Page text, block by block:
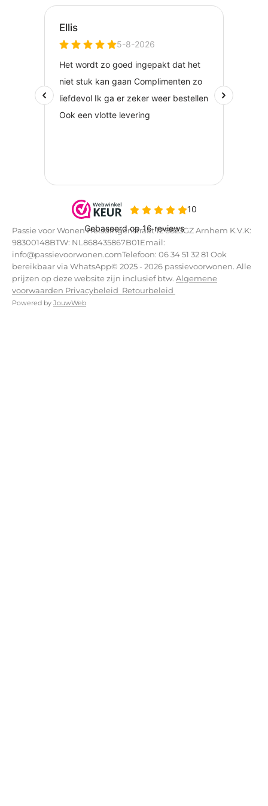
Passie voor Wonen Helsdingenstraat 12 6823GZ Arnhem K.V.K:
98300148BTW: NL868435867B01Email:
info@passievoorwonen.comTelefoon: 06 34 51 32 81 Ook
bereikbaar via WhatsApp© 2025 - 2026 passievoorwonen. Alle
prijzen op deze website zijn inclusief btw. Algemene
voorwaarden Privacybeleid Retourbeleid
Powered by JouwWeb